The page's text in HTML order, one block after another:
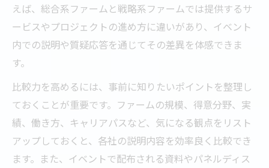
えば、総合系ファームと戦略系ファームでは提供するサ
ービスやプロジェクトの進め方に違いがあり、イベント
内での説明や質疑応答を通じてその差異を体感できま
す。
比較力を高めるには、事前に知りたいポイントを整理し
ておくことが重要です。ファームの規模、得意分野、実
績、働き方、キャリアパスなど、気になる観点をリスト
アップしておくと、各社の説明内容を効率良く比較でき
ます。また、イベントで配布される資料やパネルディス